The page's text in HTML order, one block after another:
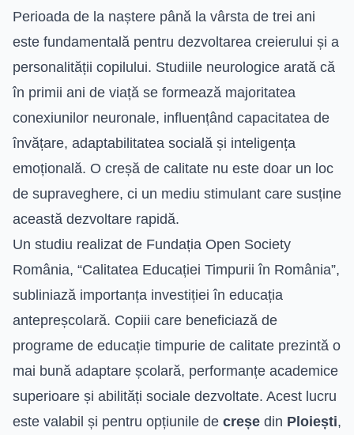
Perioada de la naștere până la vârsta de trei ani
este fundamentală pentru dezvoltarea creierului și a
personalității copilului. Studiile neurologice arată că
în primii ani de viață se formează majoritatea
conexiunilor neuronale, influențând capacitatea de
învățare, adaptabilitatea socială și inteligența
emoțională. O creșă de calitate nu este doar un loc
de supraveghere, ci un mediu stimulant care susține
această dezvoltare rapidă.
Un studiu realizat de Fundația Open Society
România, “Calitatea Educației Timpurii în România”,
subliniază importanța investiției în educația
antepreșcolară. Copiii care beneficiază de
programe de educație timpurie de calitate prezintă o
mai bună adaptare școlară, performanțe academice
superioare și abilități sociale dezvoltate. Acest lucru
este valabil și pentru opțiunile de creșe din Ploiești,